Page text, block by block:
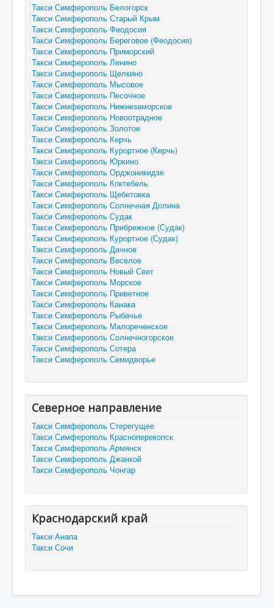
Такси Симферополь Белогорск
Такси Симферополь Старый Крым
Такси Симферополь Феодосия
Такси Симферополь Береговое (Феодосия)
Такси Симферополь Приморский
Такси Симферополь Ленино
Такси Симферополь Щелкино
Такси Симферополь Мысовое
Такси Симферополь Песочное
Такси Симферополь Нижнезаморское
Такси Симферополь Новоотрадное
Такси Симферополь Золотое
Такси Симферополь Керчь
Такси Симферополь Курортное (Керчь)
Такси Симферополь Юркино
Такси Симферополь Орджоникидзе
Такси Симферополь Коктебель
Такси Симферополь Щебетовка
Такси Симферополь Солнечная Долина
Такси Симферополь Судак
Такси Симферополь Прибрежное (Судак)
Такси Симферополь Курортное (Судак)
Такси Симферополь Дачное
Такси Симферополь Веселое
Такси Симферополь Новый Свет
Такси Симферополь Морское
Такси Симферополь Приветное
Такси Симферополь Канака
Такси Симферополь Рыбачье
Такси Симферополь Малореченское
Такси Симферополь Солнечногорское
Такси Симферополь Сотера
Такси Симферополь Семидворье
Северное направление
Такси Симферополь Стерегущее
Такси Симферополь Красноперекопск
Такси Симферополь Армянск
Такси Симферополь Джанкой
Такси Симферополь Чонгар
Краснодарский край
Такси Анапа
Такси Сочи